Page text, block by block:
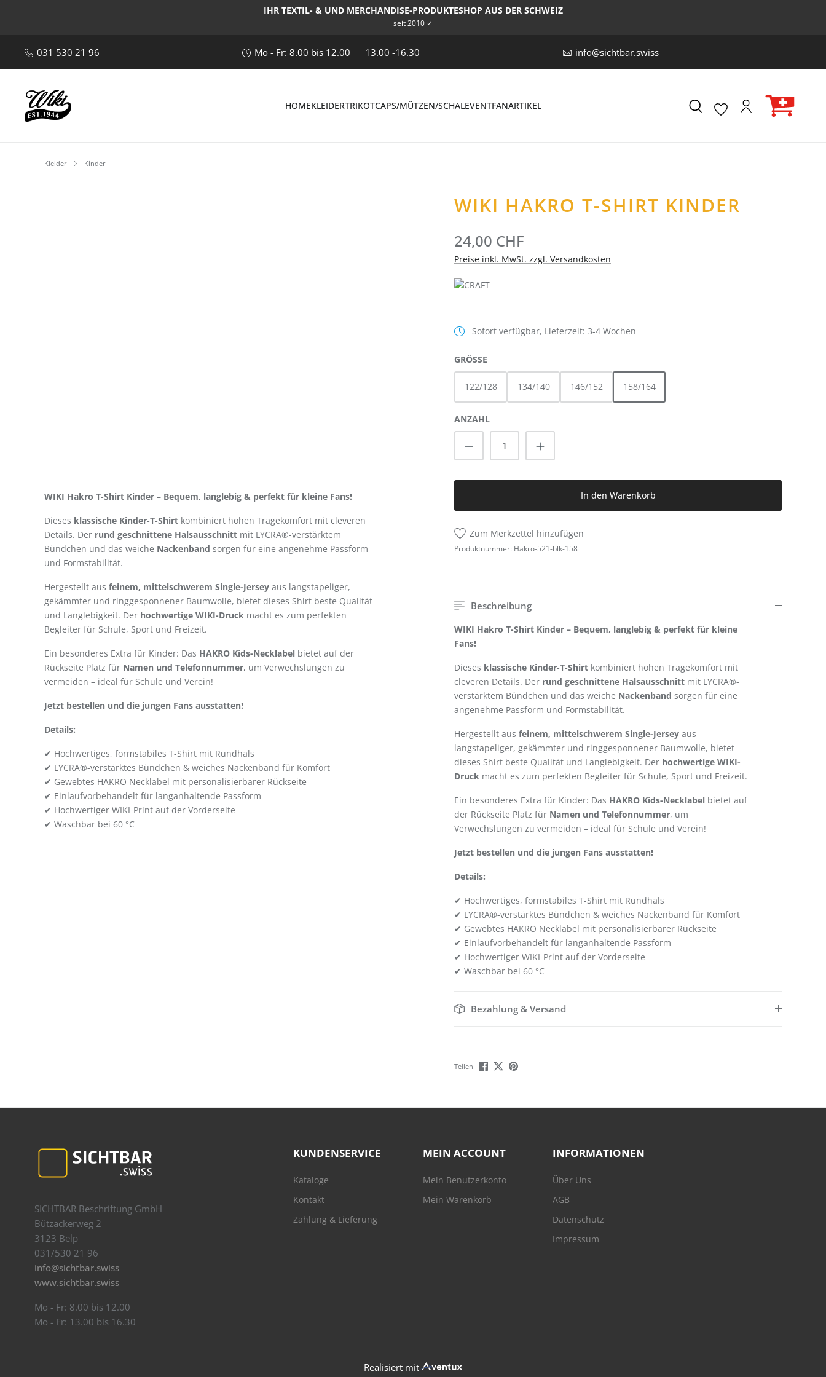
IHR TEXTIL- & UND MERCHANDISE-PRODUKTESHOP AUS DER SCHWEIZ
seit 2010 ✓
031 530 21 96 Mo - Fr: 8.00 bis 12.00 13.00 -16.30 info@sichtbar.swiss
HOMEKLEIDERTRIKOTCAPS/MÜTZEN/SCHALEVENTFANARTIKEL
Kleider Kinder
WIKI Hakro T-Shirt Kinder – Bequem, langlebig & perfekt für kleine Fans!
Dieses klassische Kinder-T-Shirt kombiniert hohen Tragekomfort mit cleveren
Details. Der rund geschnittene Halsausschnitt mit LYCRA®-verstärktem
Bündchen und das weiche Nackenband sorgen für eine angenehme Passform
und Formstabilität.
Hergestellt aus feinem, mittelschwerem Single-Jersey aus langstapeliger,
gekämmter und ringgesponnener Baumwolle, bietet dieses Shirt beste Qualität
und Langlebigkeit. Der hochwertige WIKI-Druck macht es zum perfekten
Begleiter für Schule, Sport und Freizeit.
Ein besonderes Extra für Kinder: Das HAKRO Kids-Necklabel bietet auf der
Rückseite Platz für Namen und Telefonnummer, um Verwechslungen zu
vermeiden – ideal für Schule und Verein!
Jetzt bestellen und die jungen Fans ausstatten!
Details:
✔ Hochwertiges, formstabiles T-Shirt mit Rundhals
✔ LYCRA®-verstärktes Bündchen & weiches Nackenband für Komfort
✔ Gewebtes HAKRO Necklabel mit personalisierbarer Rückseite
✔ Einlaufvorbehandelt für langanhaltende Passform
✔ Hochwertiger WIKI-Print auf der Vorderseite
✔ Waschbar bei 60 °C
WIKI HAKRO T-SHIRT KINDER
24,00 CHF
Preise inkl. MwSt. zzgl. Versandkosten
Sofort verfügbar, Lieferzeit: 3-4 Wochen
GRÖSSE
122/128 134/140 146/152 158/164
ANZAHL
Produkt Anzahl: Gib den gewünschten Wert ein
In den Warenkorb
Zum Merkzettel hinzufügen
Produktnummer: Hakro-521-blk-158
Beschreibung
WIKI Hakro T-Shirt Kinder – Bequem, langlebig & perfekt für kleine
Fans!
Dieses klassische Kinder-T-Shirt kombiniert hohen Tragekomfort mit
cleveren Details. Der rund geschnittene Halsausschnitt mit LYCRA®-
verstärktem Bündchen und das weiche Nackenband sorgen für eine
angenehme Passform und Formstabilität.
Hergestellt aus feinem, mittelschwerem Single-Jersey aus
langstapeliger, gekämmter und ringgesponnener Baumwolle, bietet
dieses Shirt beste Qualität und Langlebigkeit. Der hochwertige WIKI-
Druck macht es zum perfekten Begleiter für Schule, Sport und Freizeit.
Ein besonderes Extra für Kinder: Das HAKRO Kids-Necklabel bietet auf
der Rückseite Platz für Namen und Telefonnummer, um
Verwechslungen zu vermeiden – ideal für Schule und Verein!
Jetzt bestellen und die jungen Fans ausstatten!
Details:
✔ Hochwertiges, formstabiles T-Shirt mit Rundhals
✔ LYCRA®-verstärktes Bündchen & weiches Nackenband für Komfort
✔ Gewebtes HAKRO Necklabel mit personalisierbarer Rückseite
✔ Einlaufvorbehandelt für langanhaltende Passform
✔ Hochwertiger WIKI-Print auf der Vorderseite
✔ Waschbar bei 60 °C
Bezahlung & Versand
Teilen
SICHTBAR Beschriftung GmbH
Bützackerweg 2
3123 Belp
031/530 21 96
info@sichtbar.swiss
www.sichtbar.swiss
Mo - Fr: 8.00 bis 12.00
Mo - Fr: 13.00 bis 16.30
KUNDENSERVICE
Kataloge
Kontakt
Zahlung & Lieferung
MEIN ACCOUNT
Mein Benutzerkonto
Mein Warenkorb
INFORMATIONEN
Über Uns
AGB
Datenschutz
Impressum
Realisiert mit